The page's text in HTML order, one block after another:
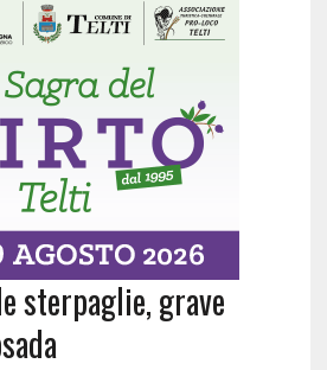
sterpaglie, grave